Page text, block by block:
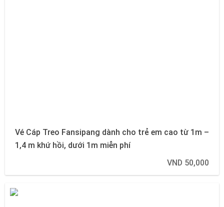
Vé Cáp Treo Fansipang dành cho trẻ em cao từ 1m –
1,4 m khứ hồi, dưới 1m miễn phí
VND 50,000